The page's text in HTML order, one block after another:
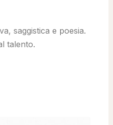
saggistica e poesia.
talento.